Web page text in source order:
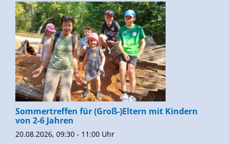
Sommertreffen für (Groß-)Eltern mit Kindern
von 2-6 Jahren
20.08.2026, 09:30 - 11:00 Uhr